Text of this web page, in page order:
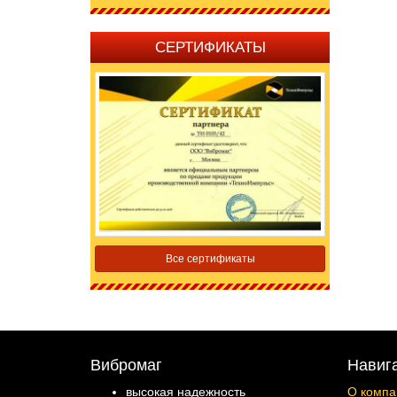
СЕРТИФИКАТЫ
Все сертификаты
Вибромаг
высокая надежность О